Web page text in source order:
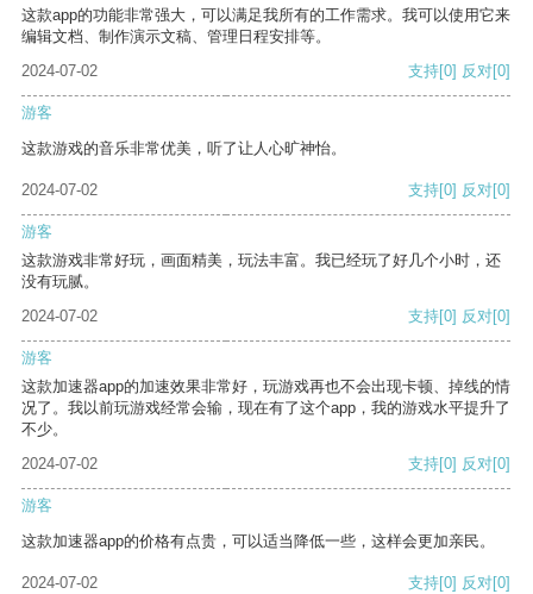
这款app的功能非常强大，可以满足我所有的工作需求。我可以使用它来
编辑文档、制作演示文稿、管理日程安排等。
2024-07-02
支持[0] 反对[0]
游客
这款游戏的音乐非常优美，听了让人心旷神怡。
2024-07-02 支持[0] 反对[0]
游客
这款游戏非常好玩，画面精美，玩法丰富。我已经玩了好几个小时，还
没有玩腻。
2024-07-02
支持[0] 反对[0]
游客
这款加速器app的加速效果非常好，玩游戏再也不会出现卡顿、掉线的情
况了。我以前玩游戏经常会输，现在有了这个app，我的游戏水平提升了
不少。
2024-07-02
支持[0] 反对[0]
游客
这款加速器app的价格有点贵，可以适当降低一些，这样会更加亲民。
2024-07-02 支持[0] 反对[0]